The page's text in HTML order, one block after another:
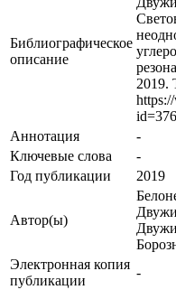
Библиографическое
описание
2019.
Аннотация
-
Ключевые cлова
-
Год публикации
2019
Автор(ы)
Электронная копия
публикации
-